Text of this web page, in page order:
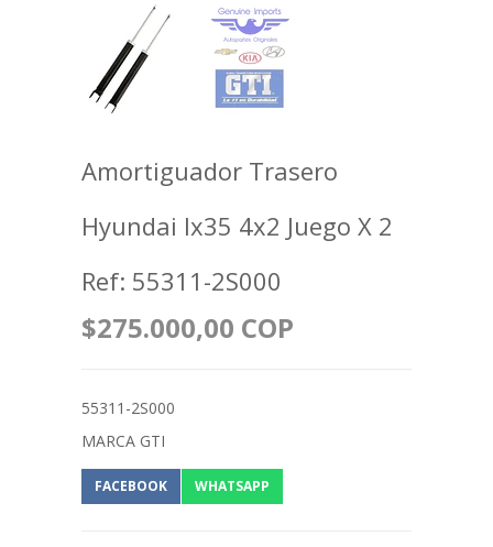
Amortiguador Trasero
Hyundai Ix35 4x2 Juego X 2
Ref: 55311-2S000
$275.000,00 COP
55311-2S000
MARCA GTI
FACEBOOK WHATSAPP